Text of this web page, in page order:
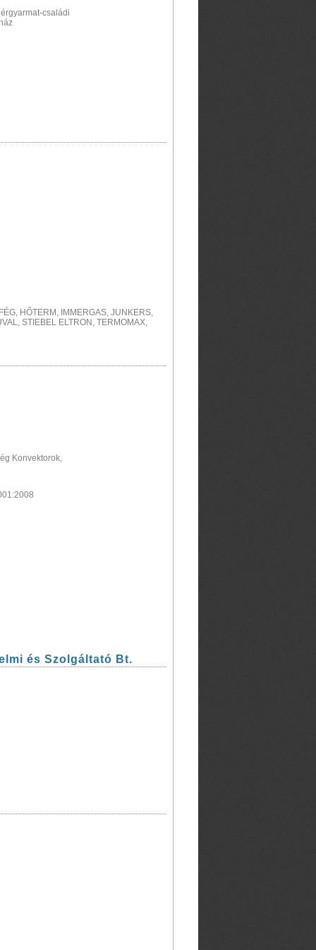
családi
HŐTERM, IMMERGAS, JUNKERS,
STIEBEL ELTRON, TERMOMAX,
Konvektorok,
és Szolgáltató Bt.